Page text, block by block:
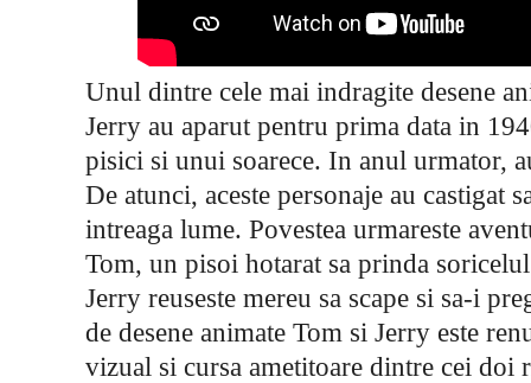
Unul dintre cele mai indragite desene
Jerry au aparut pentru prima data in
pisici si unui soarece. In anul urmator,
De atunci, aceste personaje au castigat
intreaga lume. Povestea urmareste
Tom, un pisoi hotarat sa prinda
Jerry reuseste mereu sa scape si sa-i
de desene animate Tom si Jerry este
vizual si cursa ametitoare dintre cei doi